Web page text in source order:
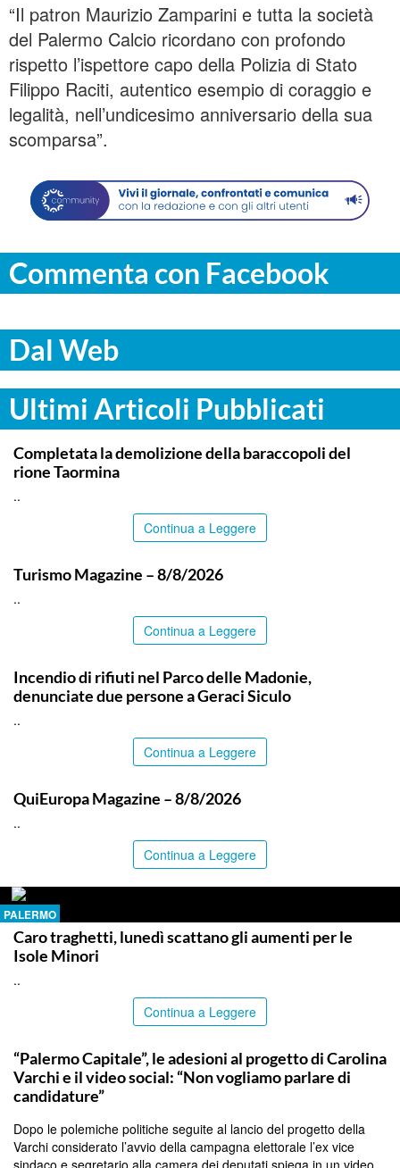
“Il patron Maurizio Zamparini e tutta la società
del Palermo Calcio ricordano con profondo
rispetto l’ispettore capo della Polizia di Stato
Filippo Raciti, autentico esempio di coraggio e
legalità, nell’undicesimo anniversario della sua
scomparsa”.
Commenta con Facebook
Dal Web
Ultimi Articoli Pubblicati
MESSINA
Completata la demolizione della baraccopoli del
rione Taormina
..
Continua a Leggere
Turismo Magazine – 8/8/2026
..
Continua a Leggere
Incendio di rifiuti nel Parco delle Madonie,
denunciate due persone a Geraci Siculo
..
Continua a Leggere
QuiEuropa Magazine – 8/8/2026
..
Continua a Leggere
PALERMO
Caro traghetti, lunedì scattano gli aumenti per le
Isole Minori
..
Continua a Leggere
“Palermo Capitale”, le adesioni al progetto di Carolina
Varchi e il video social: “Non vogliamo parlare di
candidature”
Dopo le polemiche politiche seguite al lancio del progetto della
Varchi considerato l’avvio della campagna elettorale l’ex vice
sindaco e segretario alla camera dei deputati spiega in un video